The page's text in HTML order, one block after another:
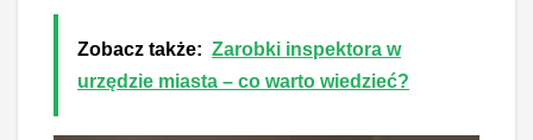
Zobacz także: Zarobki inspektora w
urzędzie miasta – co warto wiedzieć?